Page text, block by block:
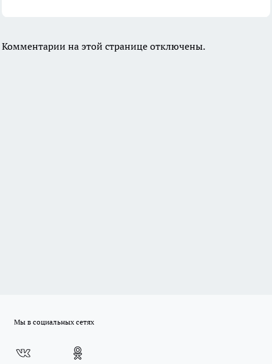
Комментарии на этой странице отключены.
Мы в социальных сетях